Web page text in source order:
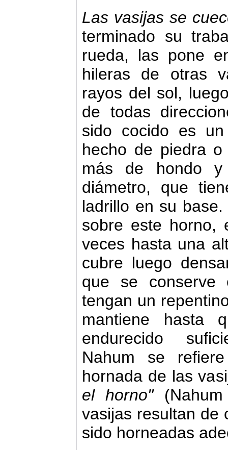
Las vasijas se
terminado su
rueda, las pone
hileras de otras
rayos del sol,
de todas
sido cocido es
hecho de piedra
más de hondo
diámetro, que
ladrillo en su
sobre este horno,
veces hasta una
cubre luego
que se
tengan un
mantiene hasta
endurecido
Nahum se
hornada de las
el horno"
vasijas resultan de
sido horneadas